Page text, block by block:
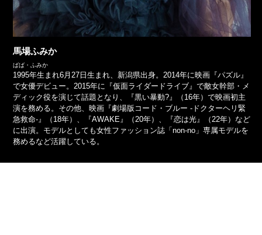
馬場ふみか
ばば・ふみか
1995年生まれ6月27日生まれ、新潟県出身。2014年に映画『パズル』
で女優デビュー。2015年に『仮面ライダードライブ』で敵女幹部・メ
ディック役を演じて話題となり、『黒い暴動?』（16年）で映画初主
演を務める。その他、映画『劇場版コード・ブルー -ドクターヘリ緊
急救命-』（18年）、『AWAKE』（20年）、『恋は光』（22年）など
に出演。モデルとしても女性ファッション誌「non-no」専属モデルを
務めるなど活躍している。